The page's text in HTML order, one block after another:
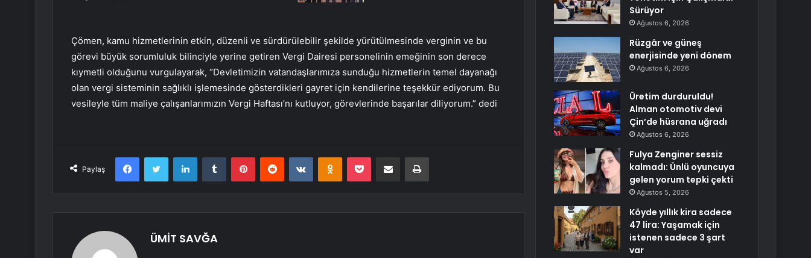
Çömen, kamu hizmetlerinin etkin, düzenli ve sürdürülebilir şekilde yürütülmesinde verginin ve bu
görevi büyük sorumluluk bilinciyle yerine getiren Vergi Dairesi personelinin emeğinin son derece
kıymetli olduğunu vurgulayarak, “Devletimizin vatandaşlarımıza sunduğu hizmetlerin temel dayanağı
olan vergi sisteminin sağlıklı işlemesinde gösterdikleri gayret için kendilerine teşekkür ediyorum. Bu
vesileyle tüm maliye çalışanlarımızın Vergi Haftası’nı kutluyor, görevlerinde başarılar diliyorum.” dedi
Paylaş
FacebookTwitter LinkedInTumblr PinterestReddit VKontakteOdnoklassniki
Pocket E-Posta ile paylaş Yazdır
ÜMİT SAVĞA
Sürüyor
Ağustos 6, 2026
Rüzgâr ve güneş
enerjisinde yeni dönem
Ağustos 6, 2026
Üretim durduruldu!
Alman otomotiv devi
Çin’de hüsrana uğradı
Ağustos 6, 2026
Fulya Zenginer sessiz
kalmadı: Ünlü oyuncuya
gelen yorum tepki çekti
Ağustos 5, 2026
Köyde yıllık kira sadece
47 lira: Yaşamak için
istenen sadece 3 şart
var